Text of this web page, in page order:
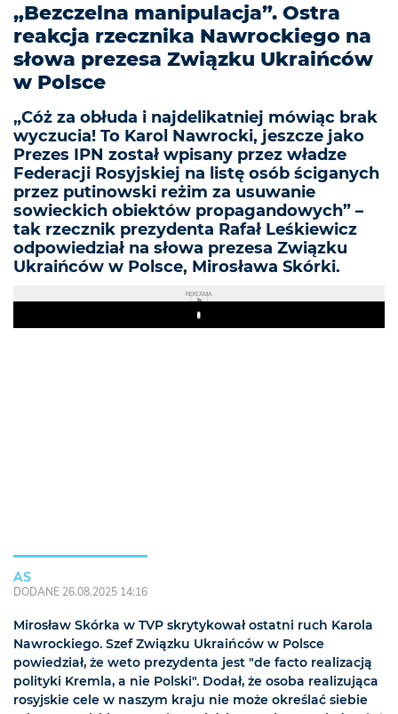
„Bezczelna manipulacja”. Ostra
reakcja rzecznika Nawrockiego na
słowa prezesa Związku Ukraińców
w Polsce
„Cóż za obłuda i najdelikatniej mówiąc brak
wyczucia! To Karol Nawrocki, jeszcze jako
Prezes IPN został wpisany przez władze
Federacji Rosyjskiej na listę osób ściganych
przez putinowski reżim za usuwanie
sowieckich obiektów propagandowych” –
tak rzecznik prezydenta Rafał Leśkiewicz
odpowiedział na słowa prezesa Związku
Ukraińców w Polsce, Mirosława Skórki.
REKLAMA
Play
AS
DODANE 26.08.2025 14:16
Mirosław Skórka w TVP skrytykował ostatni ruch Karola
Nawrockiego. Szef Związku Ukraińców w Polsce
powiedział, że weto prezydenta jest "de facto realizacją
polityki Kremla, a nie Polski". Dodał, że osoba realizująca
rosyjskie cele w naszym kraju nie może określać siebie